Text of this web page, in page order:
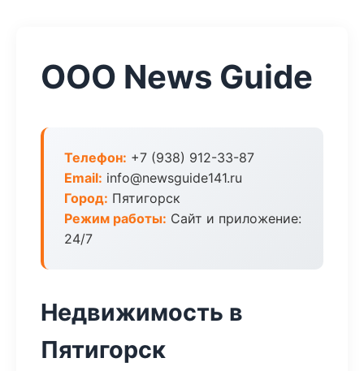
ООО News Guide
Телефон: +7 (938) 912-33-87
Email: info@newsguide141.ru
Город: Пятигорск
Режим работы: Сайт и приложение:
24/7
Недвижимость в
Пятигорск